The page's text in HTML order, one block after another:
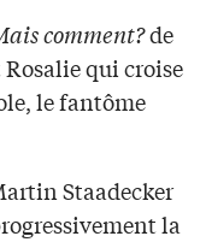
comment?de
qui croise
le fantôme
Staadecker
la